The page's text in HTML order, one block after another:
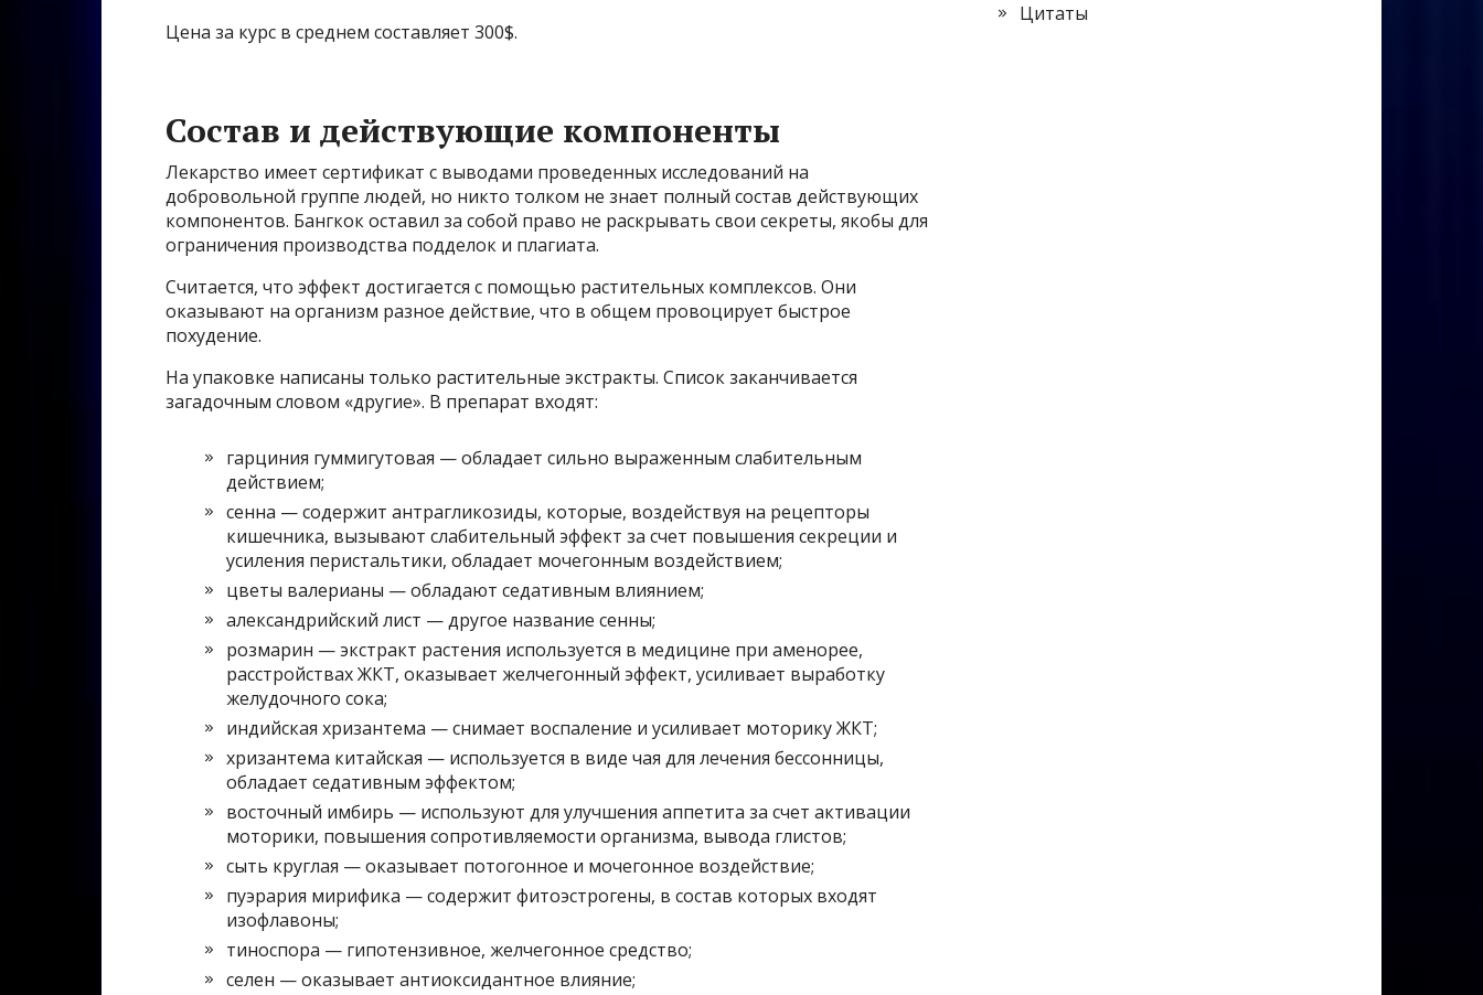
Цена за курс в среднем составляет 300$.
Состав и действующие компоненты
Лекарство имеет сертификат с выводами проведенных исследований на
добровольной группе людей, но никто толком не знает полный состав действующих
компонентов. Бангкок оставил за собой право не раскрывать свои секреты, якобы для
ограничения производства подделок и плагиата.
Считается, что эффект достигается с помощью растительных комплексов. Они
оказывают на организм разное действие, что в общем провоцирует быстрое
похудение.
На упаковке написаны только растительные экстракты. Список заканчивается
загадочным словом «другие». В препарат входят:
гарциния гуммигутовая — обладает сильно выраженным слабительным
действием;
сенна — содержит антрагликозиды, которые, воздействуя на рецепторы
кишечника, вызывают слабительный эффект за счет повышения секреции и
усиления перистальтики, обладает мочегонным воздействием;
цветы валерианы — обладают седативным влиянием;
александрийский лист — другое название сенны;
розмарин — экстракт растения используется в медицине при аменорее,
расстройствах ЖКТ, оказывает желчегонный эффект, усиливает выработку
желудочного сока;
индийская хризантема — снимает воспаление и усиливает моторику ЖКТ;
хризантема китайская — используется в виде чая для лечения бессонницы,
обладает седативным эффектом;
восточный имбирь — используют для улучшения аппетита за счет активации
моторики, повышения сопротивляемости организма, вывода глистов;
сыть круглая — оказывает потогонное и мочегонное воздействие;
пуэрария мирифика — содержит фитоэстрогены, в состав которых входят
изофлавоны;
тиноспора — гипотензивное, желчегонное средство;
селен — оказывает антиоксидантное влияние;
Цитаты